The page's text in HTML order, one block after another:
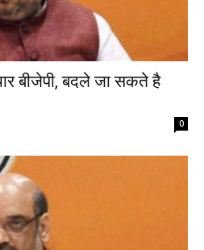
बीजेपी, बदले जा सकते है
0